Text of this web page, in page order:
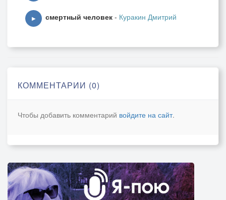
▶ смертный человек - Куракин Дмитрий
КОММЕНТАРИИ (0)
Чтобы добавить комментарий войдите на сайт.